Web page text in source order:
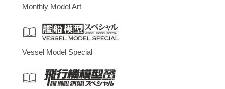
Monthly Model Art
Vessel Model Special